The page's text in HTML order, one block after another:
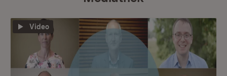
Video